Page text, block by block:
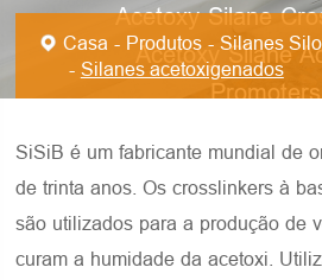
Acetoxy Silane
Acetoxy Silane
Promoters
Casa Produtos
Silanes
Silanes acetoxigenados
SiSiB é um fabricante mundial de
de trinta anos. Os crosslinkers à
são utilizados para a produção de
curam a humidade da acetoxi.